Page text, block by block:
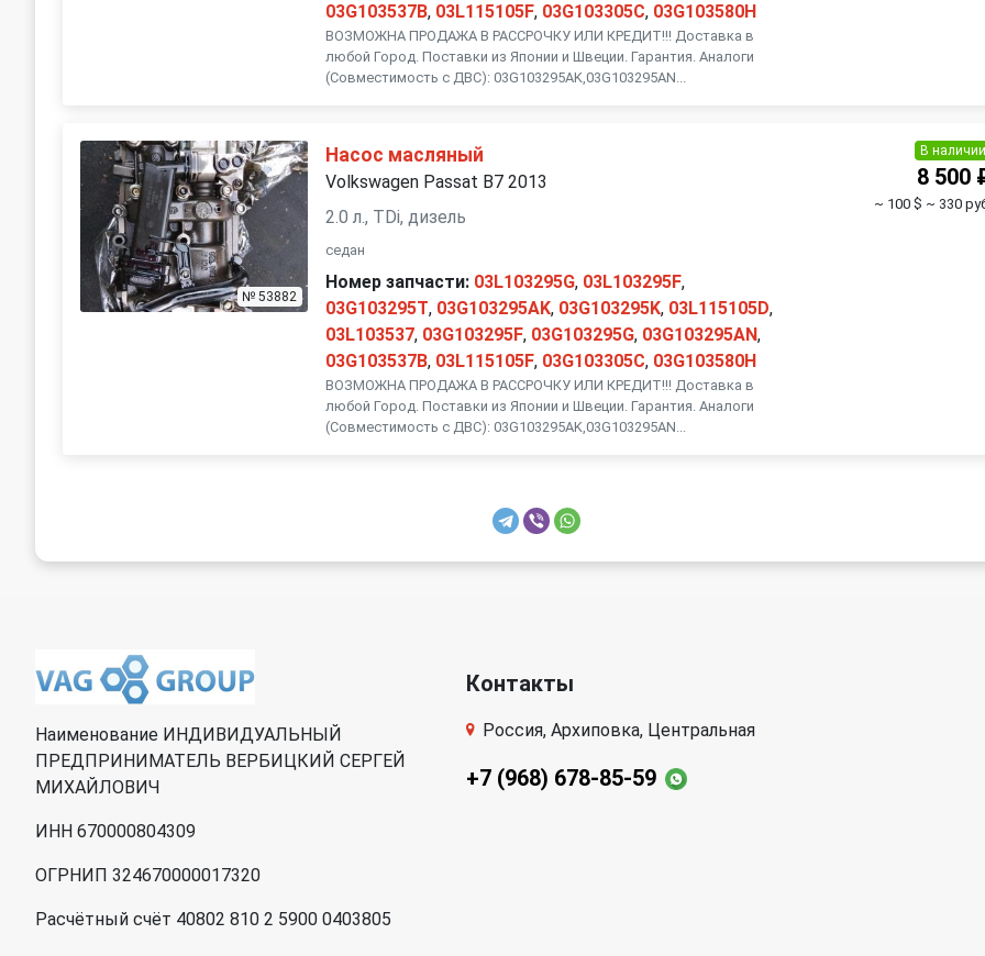
03G103537B, 03L115105F, 03G103305C, 03G103580H
ВОЗМОЖНА ПРОДАЖА В РАССРОЧКУ ИЛИ КРЕДИТ!!! Доставка в
любой Город. Поставки из Японии и Швеции. Гарантия. Аналоги
(Совместимость с ДВС): 03G103295AK,03G103295AN...
№ 53882
Насос масляный
Volkswagen Passat B7 2013
2.0 л., TDi, дизель
седан
Номер запчасти: 03L103295G, 03L103295F,
03G103295T, 03G103295AK, 03G103295K, 03L115105D,
03L103537, 03G103295F, 03G103295G, 03G103295AN,
03G103537B, 03L115105F, 03G103305C, 03G103580H
ВОЗМОЖНА ПРОДАЖА В РАССРОЧКУ ИЛИ КРЕДИТ!!! Доставка в
любой Город. Поставки из Японии и Швеции. Гарантия. Аналоги
(Совместимость с ДВС): 03G103295AK,03G103295AN...
В наличии
8 500
~ 100 $ ~ 330
Наименование ИНДИВИДУАЛЬНЫЙ
ПРЕДПРИНИМАТЕЛЬ ВЕРБИЦКИЙ СЕРГЕЙ
МИХАЙЛОВИЧ
ИНН 670000804309
ОГРНИП 324670000017320
Расчётный счёт 40802 810 2 5900 0403805
Контакты
Россия, Архиповка, Центральная
+7 (968) 678-85-59